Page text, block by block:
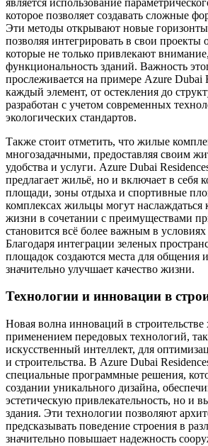
которое позволяет создавать сложные
Эти методы открывают новые горизонты
позволяя интегрировать в свои
которые не только привлекают
функциональность зданий. Важность
прослеживается на примере Azure Dubai
каждый элемент, от остекления до
разработан с учетом современных
экологических стандартов.
Также стоит отметить, что жилые
многозадачными, предоставляя своим
удобства и услуги. Azure Dubai
предлагает жильё, но и включает в себя
площади, зоны отдыха и спортивные
комплексах жильцы могут наслаждаться
жизни в сочетании с преимуществами
становится всё более важным в
Благодаря интеграции зеленых
площадок создаются места для общения
значительно улучшает качество жизни.
Технологии и инновации в
Новая волна инноваций в строительстве
применением передовых технологий,
искусственный интеллект, для
и строительства. В Azure Dubai
специальные программные решения,
создании уникального дизайна,
эстетическую привлекательность, но и
здания. Эти технологии позволяют
предсказывать поведение строения в
значительно повышает надежность